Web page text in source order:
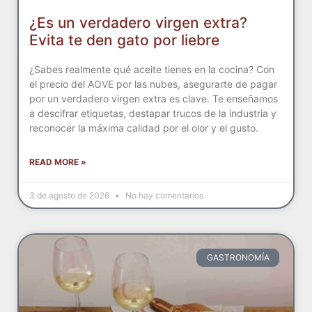
¿Es un verdadero virgen extra?
Evita te den gato por liebre
¿Sabes realmente qué aceite tienes en la cocina? Con
el precio del AOVE por las nubes, asegurarte de pagar
por un verdadero virgen extra es clave. Te enseñamos
a descifrar etiquetas, destapar trucos de la industria y
reconocer la máxima calidad por el olor y el gusto.
READ MORE »
3 de agosto de 2026 No hay comentarios
GASTRONOMÍA